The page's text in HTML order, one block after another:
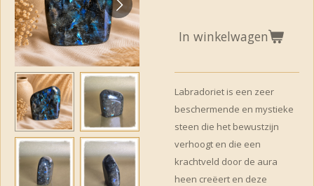
In winkelwagen
Labradoriet is een zeer
beschermende en mystieke
steen die het bewustzijn
verhoogt en die een
krachtveld door de aura
heen creëert en deze